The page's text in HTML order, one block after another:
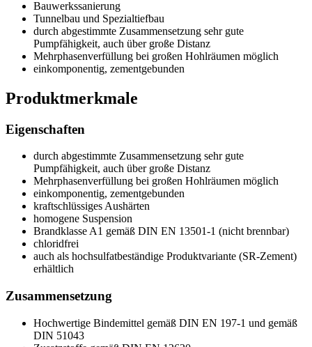
Bauwerkssanierung
Tunnelbau und Spezialtiefbau
durch abgestimmte Zusammensetzung sehr gute
Pumpfähigkeit, auch über große Distanz
Mehrphasenverfüllung bei großen Hohlräumen möglich
einkomponentig, zementgebunden
Produktmerkmale
Eigenschaften
durch abgestimmte Zusammensetzung sehr gute
Pumpfähigkeit, auch über große Distanz
Mehrphasenverfüllung bei großen Hohlräumen möglich
einkomponentig, zementgebunden
kraftschlüssiges Aushärten
homogene Suspension
Brandklasse A1 gemäß DIN EN 13501-1 (nicht brennbar)
chloridfrei
auch als hochsulfatbeständige Produktvariante (SR-Zement)
erhältlich
Zusammensetzung
Hochwertige Bindemittel gemäß DIN EN 197-1 und gemäß
DIN 51043